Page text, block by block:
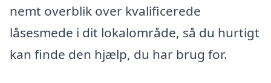
nemt overblik over kvalificerede
låsesmede i dit lokalområde, så du hurtigt
kan finde den hjælp, du har brug for.